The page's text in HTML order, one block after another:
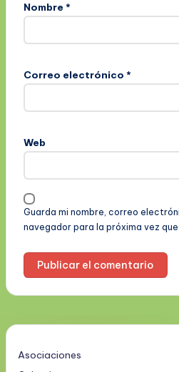
Nombre *
Correo electrónico *
Web
Guarda mi nombre, correo
navegador para la próxima vez
Asociaciones